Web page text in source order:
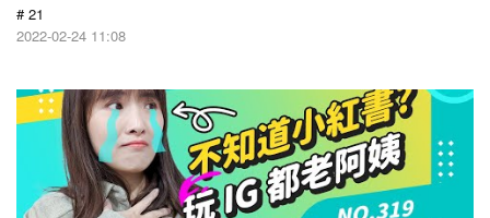
# 21
2022-02-24 11:08